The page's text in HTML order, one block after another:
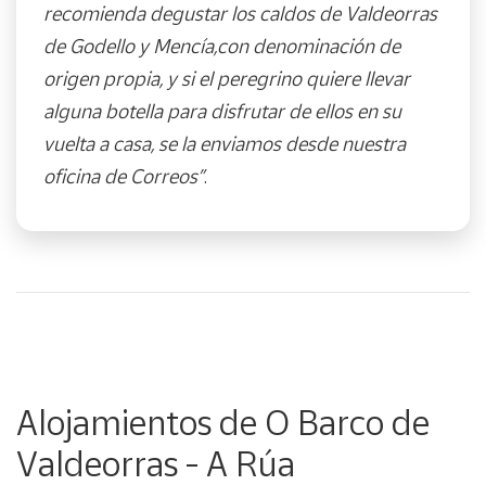
recomienda degustar los caldos de Valdeorras
de Godello y Mencía,con denominación de
origen propia, y si el peregrino quiere llevar
alguna botella para disfrutar de ellos en su
vuelta a casa, se la enviamos desde nuestra
oficina de Correos”.
Alojamientos de O Barco de
Valdeorras - A Rúa